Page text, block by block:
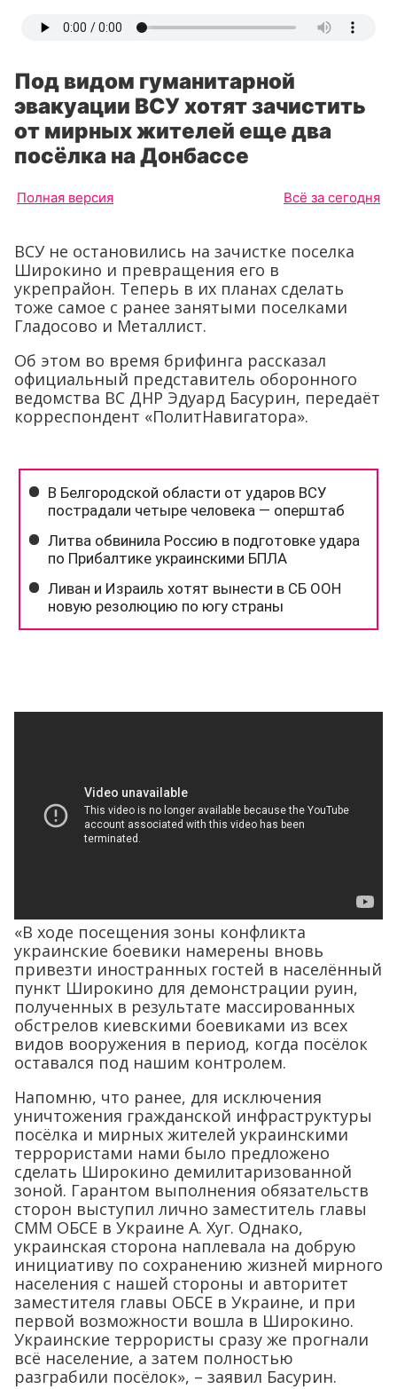
Под видом гуманитарной
эвакуации ВСУ хотят зачистить
от мирных жителей еще два
посёлка на Донбассе
Полная версия Всё за сегодня
ВСУ не остановились на зачистке поселка
Широкино и превращения его в
укрепрайон. Теперь в их планах сделать
тоже самое с ранее занятыми поселками
Гладосово и Металлист.
Об этом во время брифинга рассказал
официальный представитель оборонного
ведомства ВС ДНР Эдуард Басурин, передаёт
корреспондент «ПолитНавигатора».
«В ходе посещения зоны конфликта
украинские боевики намерены вновь
привезти иностранных гостей в населённый
пункт Широкино для демонстрации руин,
полученных в результате массированных
обстрелов киевскими боевиками из всех
видов вооружения в период, когда посёлок
оставался под нашим контролем.
Напомню, что ранее, для исключения
уничтожения гражданской инфраструктуры
посёлка и мирных жителей украинскими
террористами нами было предложено
сделать Широкино демилитаризованной
зоной. Гарантом выполнения обязательств
сторон выступил лично заместитель главы
СММ ОБСЕ в Украине А. Хуг. Однако,
украинская сторона наплевала на добрую
инициативу по сохранению жизней мирного
населения с нашей стороны и авторитет
заместителя главы ОБСЕ в Украине, и при
первой возможности вошла в Широкино.
Украинские террористы сразу же прогнали
всё население, а затем полностью
разграбили посёлок», – заявил Басурин.